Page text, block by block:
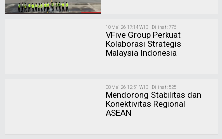
10 Mei 26, 17:14 WIB | Dilihat : 776
VFive Group Perkuat
Kolaborasi Strategis
Malaysia Indonesia
08 Mei 26, 12:51 WIB | Dilihat : 525
Mendorong Stabilitas dan
Konektivitas Regional
ASEAN